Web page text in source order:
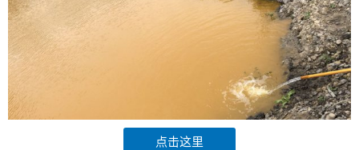
点击这里